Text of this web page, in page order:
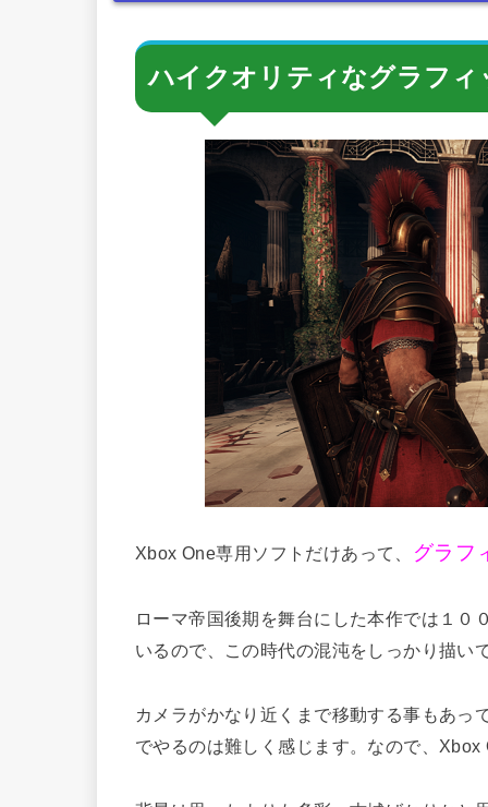
ハイクオリティなグラフィ
Xbox One専用ソフトだけあって、 グラフ
ローマ帝国後期を舞台にした本作では１０
いるので、この時代の混沌をしっかり描い
カメラがかなり近くまで移動する事もあっ
でやるのは難しく感じます。なので、